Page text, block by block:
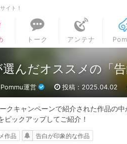
イト！
トーク アンテナ
んだオススメの「
運営 投稿：2025.04.02
クキャンペーンで紹介された作品の中
ピックアップしてご紹介！
作品 告白が印象的な作品